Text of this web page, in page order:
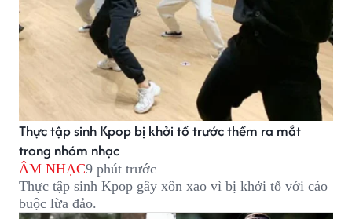
ÂM NHẠC9 phút trước
Thực tập sinh Kpop bị khởi tố trước thềm ra mắt
trong nhóm nhạc
Thực tập sinh Kpop gây xôn xao vì bị khởi tố với cáo
buộc lừa đảo.